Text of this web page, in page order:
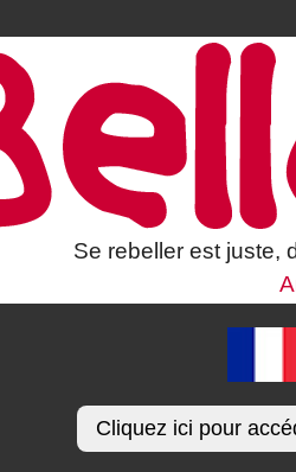
Se rebeller est juste,
Cliquez ici pour